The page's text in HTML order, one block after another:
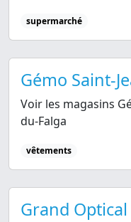
supermarché
Gémo Saint-
Voir les magasins
du-Falga
vêtements
Grand